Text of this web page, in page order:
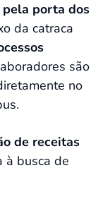
porta dos
da catraca
são
no
de receitas
à busca de